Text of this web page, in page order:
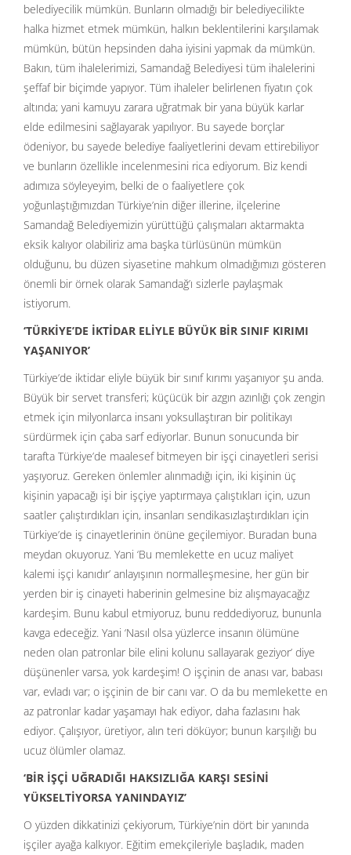
belediyecilik mümkün. Bunların olmadığı bir belediyecilikte
halka hizmet etmek mümkün, halkın beklentilerini karşılamak
mümkün, bütün hepsinden daha iyisini yapmak da mümkün.
Bakın, tüm ihalelerimizi, Samandağ Belediyesi tüm ihalelerini
şeffaf bir biçimde yapıyor. Tüm ihaleler belirlenen fiyatın çok
altında; yani kamuyu zarara uğratmak bir yana büyük karlar
elde edilmesini sağlayarak yapılıyor. Bu sayede borçlar
ödeniyor, bu sayede belediye faaliyetlerini devam ettirebiliyor
ve bunların özellikle incelenmesini rica ediyorum. Biz kendi
adımıza söyleyeyim, belki de o faaliyetlere çok
yoğunlaştığımızdan Türkiye’nin diğer illerine, ilçelerine
Samandağ Belediyemizin yürüttüğü çalışmaları aktarmakta
eksik kalıyor olabiliriz ama başka türlüsünün mümkün
olduğunu, bu düzen siyasetine mahkum olmadığımızı gösteren
önemli bir örnek olarak Samandağ’ı sizlerle paylaşmak
istiyorum.
‘TÜRKİYE’DE İKTİDAR ELİYLE BÜYÜK BİR SINIF KIRIMI
YAŞANIYOR’
Türkiye’de iktidar eliyle büyük bir sınıf kırımı yaşanıyor şu anda.
Büyük bir servet transferi; küçücük bir azgın azınlığı çok zengin
etmek için milyonlarca insanı yoksullaştıran bir politikayı
sürdürmek için çaba sarf ediyorlar. Bunun sonucunda bir
tarafta Türkiye’de maalesef bitmeyen bir işçi cinayetleri serisi
yaşıyoruz. Gereken önlemler alınmadığı için, iki kişinin üç
kişinin yapacağı işi bir işçiye yaptırmaya çalıştıkları için, uzun
saatler çalıştırdıkları için, insanları sendikasızlaştırdıkları için
Türkiye’de iş cinayetlerinin önüne geçilemiyor. Buradan buna
meydan okuyoruz. Yani ‘Bu memlekette en ucuz maliyet
kalemi işçi kanıdır’ anlayışının normalleşmesine, her gün bir
yerden bir iş cinayeti haberinin gelmesine biz alışmayacağız
kardeşim. Bunu kabul etmiyoruz, bunu reddediyoruz, bununla
kavga edeceğiz. Yani ‘Nasıl olsa yüzlerce insanın ölümüne
neden olan patronlar bile elini kolunu sallayarak geziyor’ diye
düşünenler varsa, yok kardeşim! O işçinin de anası var, babası
var, evladı var; o işçinin de bir canı var. O da bu memlekette en
az patronlar kadar yaşamayı hak ediyor, daha fazlasını hak
ediyor. Çalışıyor, üretiyor, alın teri döküyor; bunun karşılığı bu
ucuz ölümler olamaz.
‘BİR İŞÇİ UĞRADIĞI HAKSIZLIĞA KARŞI SESİNİ
YÜKSELTİYORSA YANINDAYIZ’
O yüzden dikkatinizi çekiyorum, Türkiye’nin dört bir yanında
işçiler ayağa kalkıyor. Eğitim emekçileriyle başladık, maden